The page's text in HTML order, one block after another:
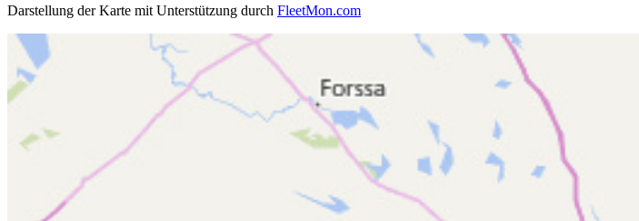
Darstellung der Karte mit Unterstützung durch FleetMon.com